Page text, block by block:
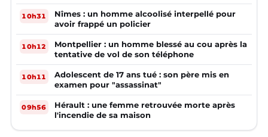
10h31
Nîmes : un homme alcoolisé interpellé pour
avoir frappé un policier
10h12
Montpellier : un homme blessé au cou après la
tentative de vol de son téléphone
10h11
Adolescent de 17 ans tué : son père mis en
examen pour "assassinat"
09h56
Hérault : une femme retrouvée morte après
l'incendie de sa maison